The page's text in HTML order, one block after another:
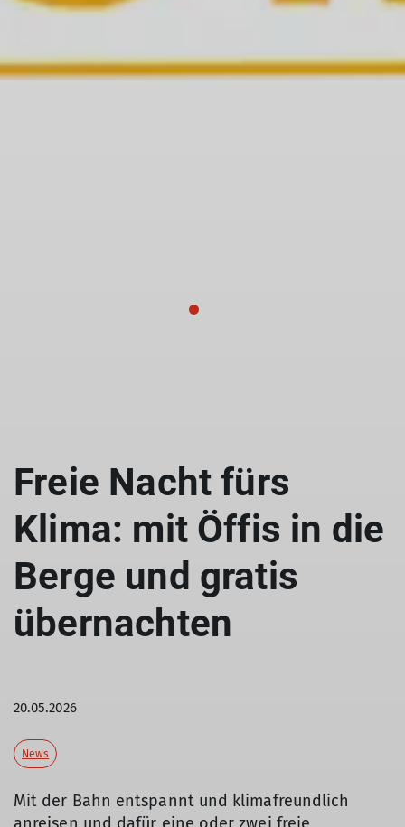
Freie Nacht fürs
Klima: mit Öffis in die
Berge und gratis
übernachten
20.05.2026
News
Mit der Bahn entspannt und klimafreundlich
anreisen und dafür eine oder zwei freie